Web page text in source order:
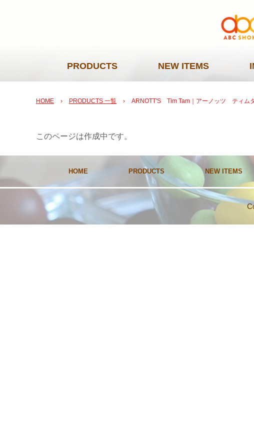
PRODUCTS NEW ITEMS
HOME › PRODUCTS 一覧 › ARNOTT'S Tim Tam｜アーノッツ ティム
このページは作成中です。
HOME PRODUCTS NEW ITEMS